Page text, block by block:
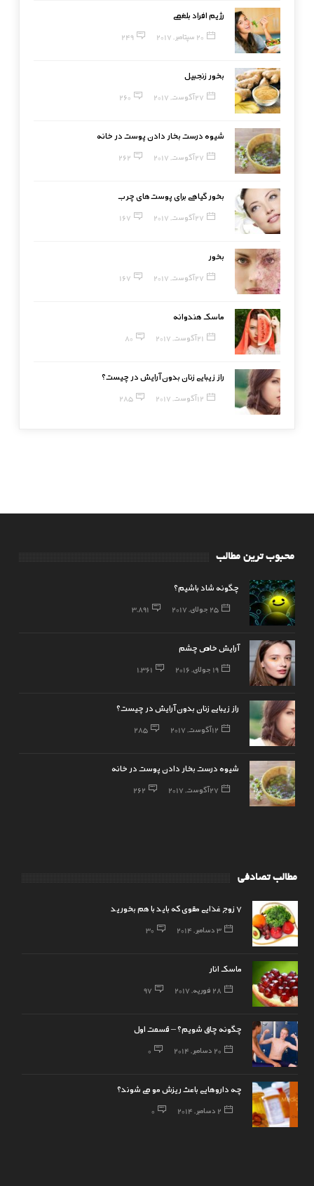
رژیم افراد بلغمی
20 سپتامبر, 2017 249
بخور زنجبیل
27 آگوست, 2017 260
شیوه درست بخار دادن پوست در خانه
27 آگوست, 2017 262
بخور گیاهی برای پوست‌های چرب
27 آگوست, 2017 167
بخور
27 آگوست, 2017 167
ماسک هندوانه
21 آگوست, 2017 80
راز زیبایی زنان بدون آرایش در چیست؟
12 آگوست, 2017 285
محبوب ترین مطالب
چگونه شاد باشیم؟
25 جولای, 2017 3,891
آرایش خاص چشم
19 جولای, 2016 1,361
راز زیبایی زنان بدون آرایش در چیست؟
12 آگوست, 2017 285
شیوه درست بخار دادن پوست در خانه
27 آگوست, 2017 262
مطالب تصادفی
7 زوج غذایی مقوی که باید با هم بخورید
3 دسامبر, 2014 30
ماسک انار
28 فوریه, 2017 97
چگونه چاق شویم؟ – قسمت اول
20 دسامبر, 2014 0
چه داروهایی باعث ریزش مو می شوند؟
2 دسامبر, 2014 0